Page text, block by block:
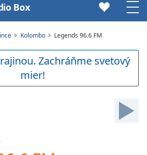
Box
Kolombo Legends 96.6 FM
Zachráňme svetový
mier!